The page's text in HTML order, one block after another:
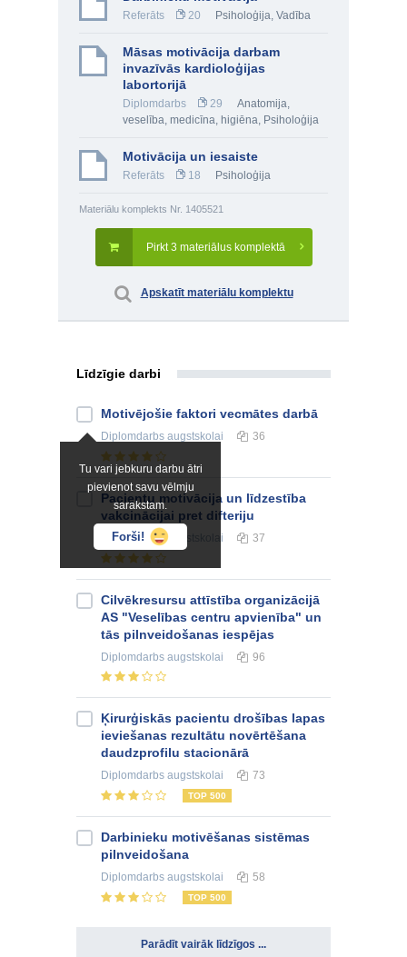
Referāts 20 Psiholoģija, Vadība
Māsas motivācija darbam
invazīvās kardioloģijas
labortorijā
Diplomdarbs 29
Anatomija,
veselība, medicīna, higiēna, Psiholoģija
Motivācija un iesaiste
Referāts 18 Psiholoģija
Materiālu komplekts Nr. 1405521
Pirkt 3 materiālus komplektā
Apskatīt materiālu komplektu
Līdzīgie darbi
Tu vari jebkuru darbu ātri
pievienot savu vēlmju
sarakstam.
Forši!
Motivējošie faktori vecmātes darbā
Diplomdarbs augstskolai 36
Pacientu motivācija un līdzestība
vakcinācijai pret difteriju
Diplomdarbsaugstskolai 37
Cilvēkresursu attīstība organizācijā
AS "Veselības centru apvienība" un
tās pilnveidošanas iespējas
Diplomdarbs augstskolai 96
Ķirurģiskās pacientu drošības lapas
ieviešanas rezultātu novērtēšana
daudzprofilu stacionārā
Diplomdarbs augstskolai 73
TOP 500
Darbinieku motivēšanas sistēmas
pilnveidošana
Diplomdarbs augstskolai 58
TOP 500
Parādīt vairāk līdzīgos ...